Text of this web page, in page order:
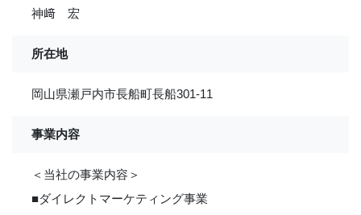
神﨑 宏
所在地
岡山県瀬戸内市長船町長船301-11
事業内容
＜当社の事業内容＞
■ダイレクトマーケティング事業